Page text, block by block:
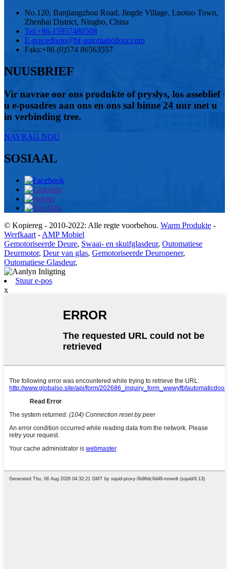
No.120, Banjiangzhou Road, Jingde Village, Luotuo Town,
Zhenhai District, Ningbo, China
Tel:+86-15957480508
E-pos:edison@bf-automaticdoor.com
Faks:+86 (0)574 86563557
NUUSBRIEF
Vir navrae oor ons produkte of pryslys, los asseblief
u e-posadres aan ons en ons sal binne 24 uur met u
in verbinding tree.
NAVRAG NOU
SOSIAAL
© Kopiereg - 2010-2022: Alle regte voorbehou. Warm Produkte -
Werfkaart - AMP Mobiel
Gemotoriseerde Deure, Swaai- en skuifglasdeur, Outomatiese
Deurmotor, Deur van glas, Gemotoriseerde Deuropener,
Outomatiese Glasdeur,
Stuur e-pos
x